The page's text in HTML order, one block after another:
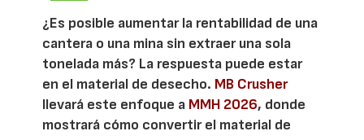
¿Es posible aumentar la rentabilidad de una
cantera o una mina sin extraer una sola
tonelada más? La respuesta puede estar
en el material de desecho. MB Crusher
llevará este enfoque a MMH 2026, donde
mostrará cómo convertir el material de